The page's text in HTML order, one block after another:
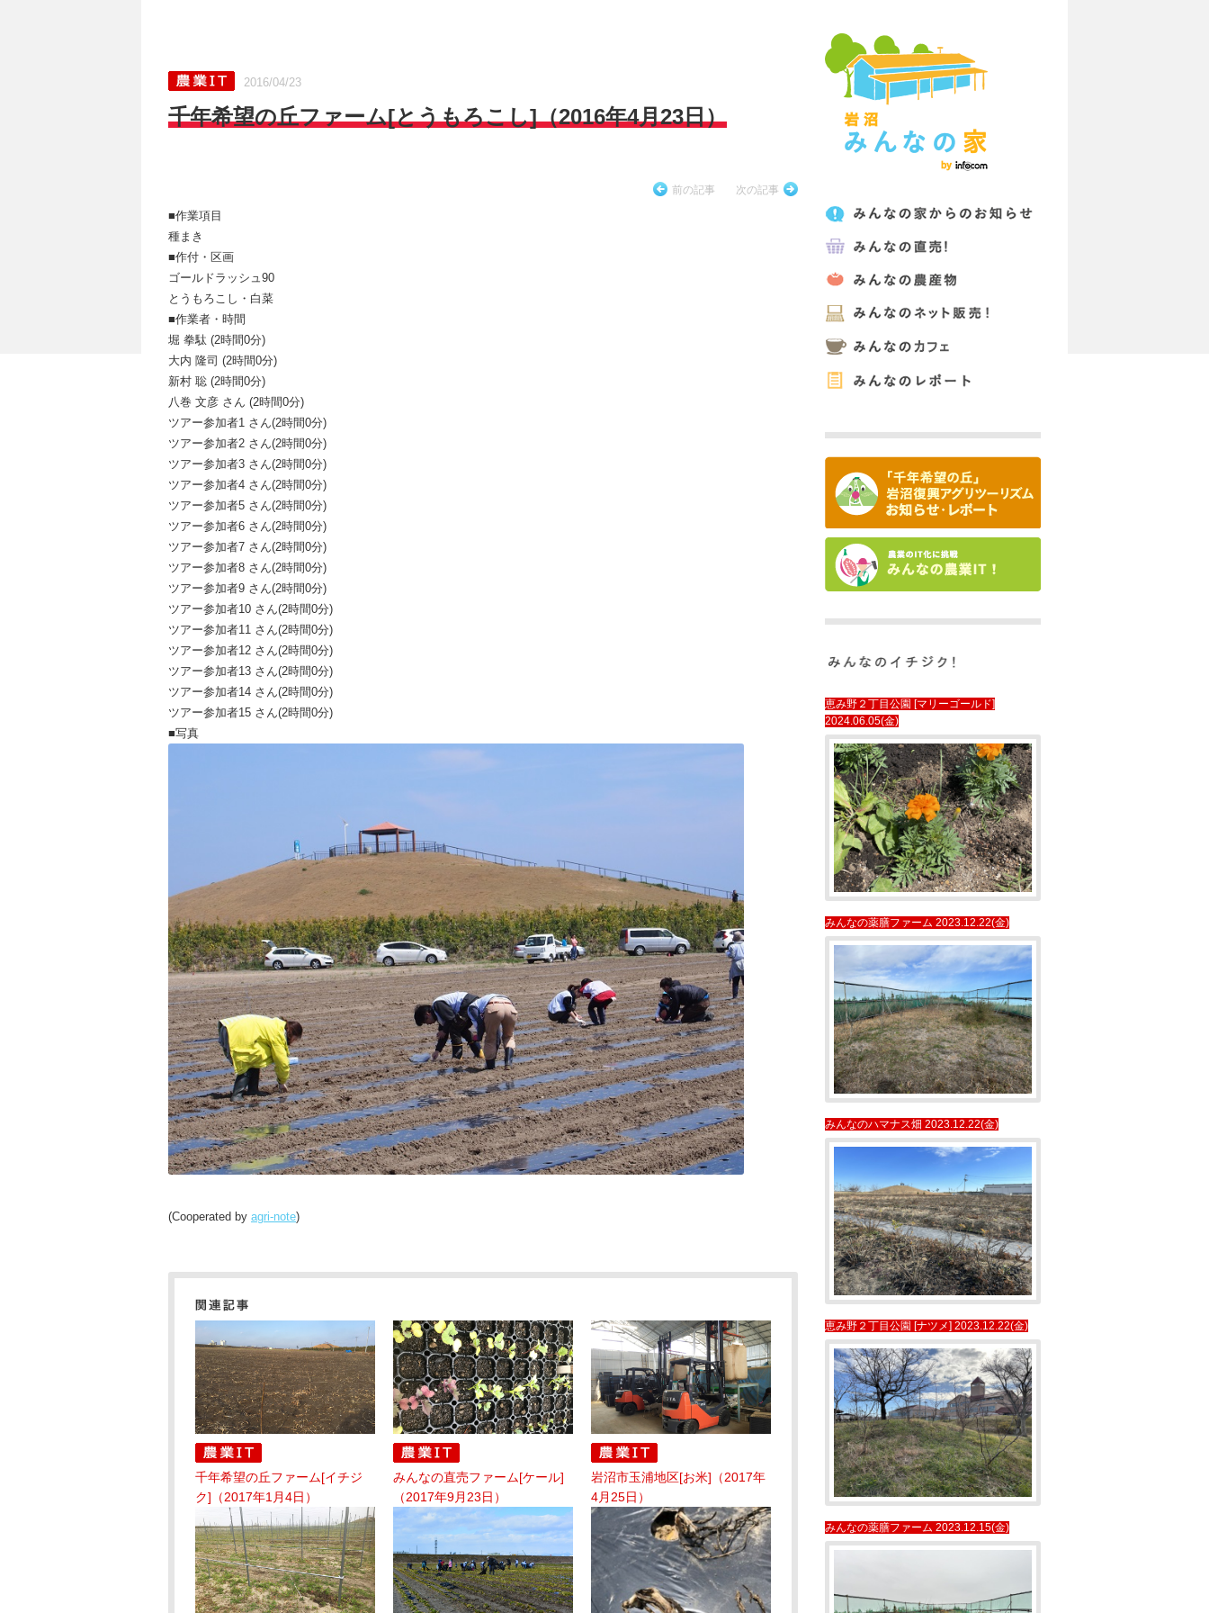
2016/04/23
千年希望の丘ファーム[とうもろこし]（2016年4月23日）
前の記事 次の記事
■作業項目
種まき
■作付・区画
ゴールドラッシュ90
とうもろこし・白菜
■作業者・時間
堀 拳駄 (2時間0分)
大内 隆司 (2時間0分)
新村 聡 (2時間0分)
八巻 文彦 さん (2時間0分)
ツアー参加者1 さん(2時間0分)
ツアー参加者2 さん(2時間0分)
ツアー参加者3 さん(2時間0分)
ツアー参加者4 さん(2時間0分)
ツアー参加者5 さん(2時間0分)
ツアー参加者6 さん(2時間0分)
ツアー参加者7 さん(2時間0分)
ツアー参加者8 さん(2時間0分)
ツアー参加者9 さん(2時間0分)
ツアー参加者10 さん(2時間0分)
ツアー参加者11 さん(2時間0分)
ツアー参加者12 さん(2時間0分)
ツアー参加者13 さん(2時間0分)
ツアー参加者14 さん(2時間0分)
ツアー参加者15 さん(2時間0分)
■写真
(Cooperated by agri-note)
千年希望の丘ファーム[イチジ
ク]（2017年1月4日）
みんなの直売ファーム[ケール]
（2017年9月23日）
岩沼市玉浦地区[お米]（2017年
4月25日）
恵み野２丁目公園 [マリーゴールド]
2024.06.05(金)
みんなの薬膳ファーム 2023.12.22(金)
みんなのハマナス畑 2023.12.22(金)
恵み野２丁目公園 [ナツメ] 2023.12.22(金)
みんなの薬膳ファーム 2023.12.15(金)